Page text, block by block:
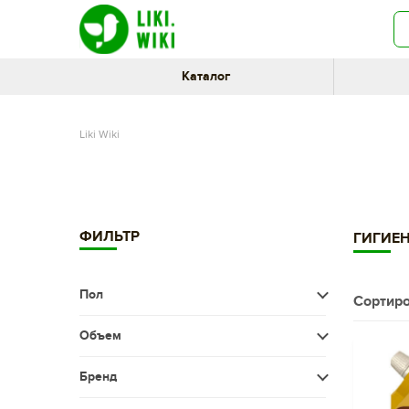
Каталог
Liki Wiki
ФИЛЬТР
Пол
Дети
Объем
Бренд